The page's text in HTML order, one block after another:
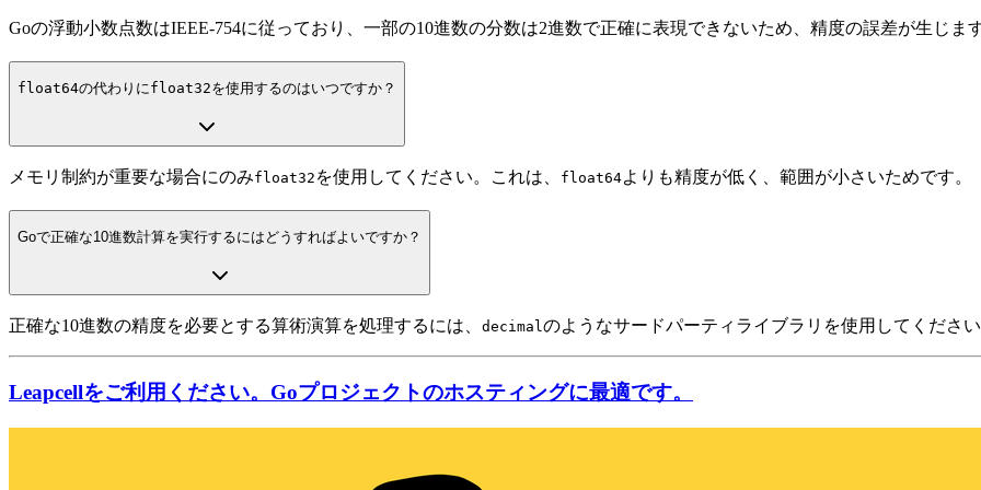
Goの浮動小数点数はIEEE-754に従っており、一部の10進数の分数は2進数で正確に表現できないため、精度の誤差が生じま
float64の代わりにfloat32を使用するのはいつですか？
メモリ制約が重要な場合にのみfloat32 を使用してください。これは、 float64よりも精度が低く、範囲が小さいためです。
Goで正確な10進数計算を実行するにはどうすればよいですか？
正確な10進数の精度を必要とする算術演算を処理するには、 decimalのようなサードパーティライブラリを使用してくださ
Leapcellをご利用ください。Goプロジェクトのホスティングに最適です。